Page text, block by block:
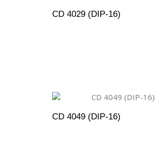
CD 4029 (DIP-16)
CD 4049 (DIP-16)